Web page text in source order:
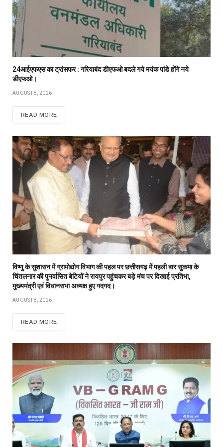
24आईएफएस का ट्रांसफर : गरियाबंद डीएफओ बदले गये मयंक पांडे होंगे नये
डीएफओ।
AUGUST 8, 2026
READ MORE
विष्णु के सुशासन में ग्रामोद्योग विभाग की पहल पर छत्तीसगढ़ में पहली बार सुकमा के
चिंतलनार की पुनर्वासित बेटियों ने रायपुर पहुंचकर बड़े मंच पर दिखाई प्रतिभा,
मुख्यमंत्री एवं विधानसभा अध्यक्ष हुए गदगद।
AUGUST 8, 2026
READ MORE